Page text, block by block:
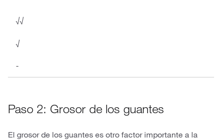
√√
√
-
Paso 2: Grosor de los guantes
El grosor de los guantes es otro factor importante a la